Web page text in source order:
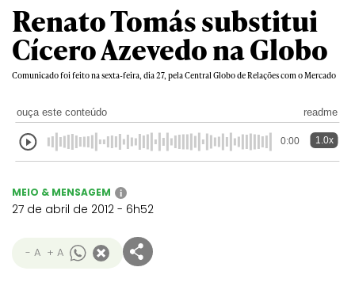
Renato Tomás substitui
Cícero Azevedo na Globo
Comunicado foi feito na sexta-feira, dia 27, pela Central Globo de Relações com o Mercado
ouça este conteúdo readme
0:00 1.0x
MEIO & MENSAGEM i
27 de abril de 2012 - 6h52
- A + A